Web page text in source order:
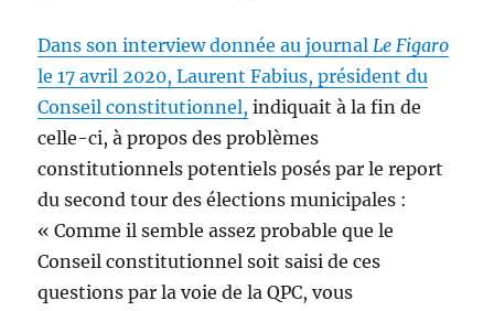
Dans son interview donnée au journalLe Figaro
le 17 avril 2020, Laurent Fabius, président du
Conseil constitutionnel, indiquait à la fin de
celle-ci, à propos des problèmes
constitutionnels potentiels posés par le report
du second tour des élections municipales :
« Comme il semble assez probable que le
Conseil constitutionnel soit saisi de ces
questions par la voie de la QPC, vous